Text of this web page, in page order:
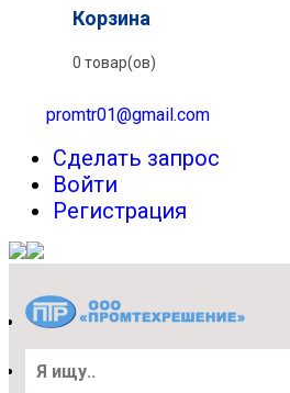
Корзина
0 товар(ов)
promtr01@gmail.com
Сделать запрос
Войти
Регистрация